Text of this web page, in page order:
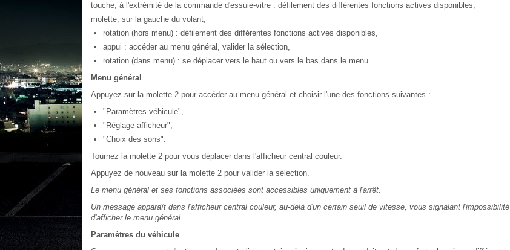
touche, à l'extrémité de la commande d'essuie-vitre : défilement des différentes fonctions actives disponibles,
molette, sur la gauche du volant,
rotation (hors menu) : défilement des différentes fonctions actives disponibles,
appui : accéder au menu général, valider la sélection,
rotation (dans menu) : se déplacer vers le haut ou vers le bas dans le menu.
Menu général
Appuyez sur la molette 2 pour accéder au menu général et choisir l'une des fonctions suivantes :
"Paramètres véhicule",
"Réglage afficheur",
"Choix des sons".
Tournez la molette 2 pour vous déplacer dans l'afficheur central couleur.
Appuyez de nouveau sur la molette 2 pour valider la sélection.
Le menu général et ses fonctions associées sont accessibles uniquement à l'arrêt.
Un message apparaît dans l'afficheur central couleur, au-delà d'un certain seuil de vitesse, vous signalant l'impossibilité
d'afficher le menu général
Paramètres du véhicule